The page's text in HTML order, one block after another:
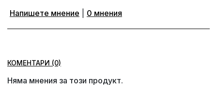
Напишете мнение 0 мнения
КОМЕНТАРИ (0)
Няма мнения за този продукт.